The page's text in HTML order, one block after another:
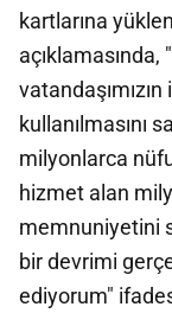
kartlarına
kullanılmasını
milyonlarca
hizmet alan
memnuniyetini
bir devrimi
ediyorum"